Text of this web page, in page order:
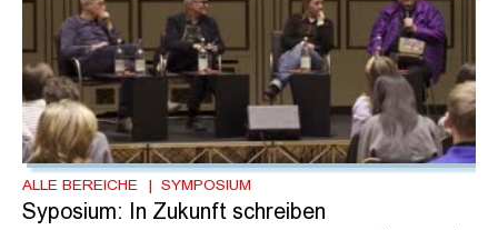
ALLE BEREICHE SYMPOSIUM
Syposium: In Zukunft schreiben